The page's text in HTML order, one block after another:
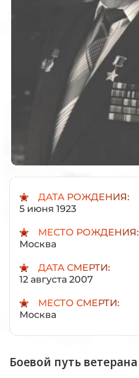
ДАТА РОЖДЕНИЯ:
5 июня 1923
МЕСТО РОЖДЕНИЯ:
Москва
ДАТА СМЕРТИ:
12 августа 2007
МЕСТО СМЕРТИ:
Москва
Боевой путь ветерана